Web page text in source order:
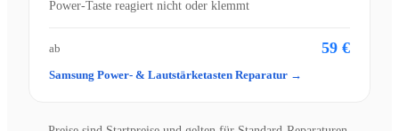
Power-Taste reagiert nicht oder klemmt
ab 59 €
Samsung Power- & Lautstärketasten Reparatur →